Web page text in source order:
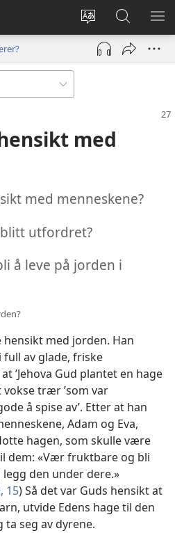
Endre
språk
Logg
inn
(åpner
vindu)
Søk
på
JW.ORG
VIS
med
med menneskene?
utfordret?
å leve på jorden i
hensikt med jorden. Han
av glade, friske
’Jehova Gud plantet en hage
vokse trær ’som var
å spise av’. Etter at han
Adam og Eva,
hagen, som skulle være
dem: «Vær fruktbare og bli
den under dere.»
15) Så det var Guds hensikt at
utvide Edens hage til den
seg av dyrene.